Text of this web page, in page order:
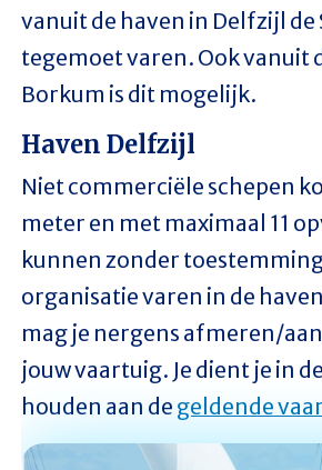
vanuit de haven in Delfzijl de
tegemoet varen. Ook vanuit
Borkum is dit mogelijk.
Haven Delfzijl
Niet commerciële schepen
meter en met maximaal 11
kunnen zonder
organisatie varen in de
mag je nergens afmeren/
jouw vaartuig. Je dient je in
houden aan de geldende
Afbeelding